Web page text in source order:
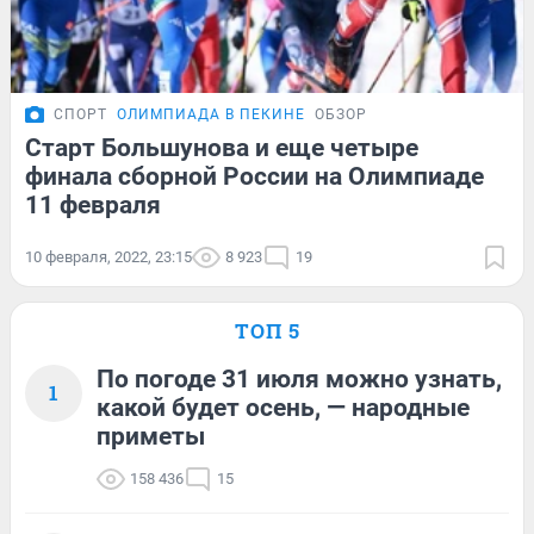
СПОРТ ОЛИМПИАДА В ПЕКИНЕ ОБЗОР
Старт Большунова и еще четыре
финала сборной России на Олимпиаде
11 февраля
10 февраля, 2022, 23:15 8 923 19
ТОП 5
1
По погоде 31 июля можно узнать,
какой будет осень, — народные
приметы
158 436 15